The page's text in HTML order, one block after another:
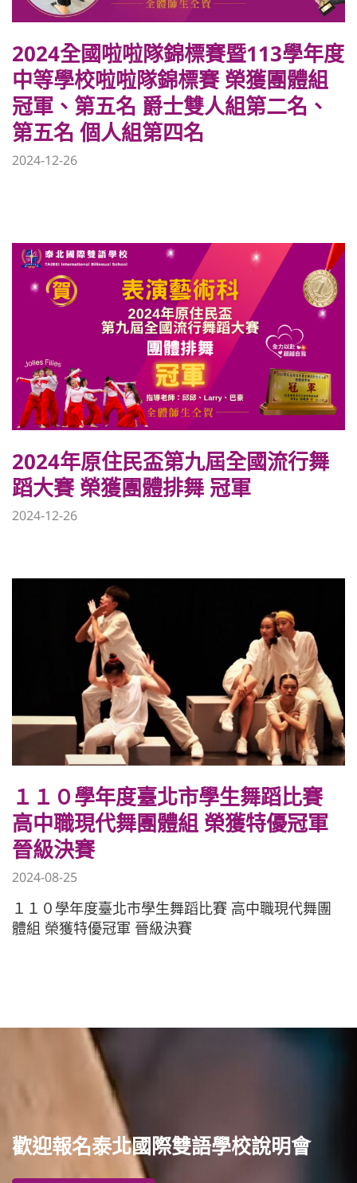
2024全國啦啦隊錦標賽暨113學年度
中等學校啦啦隊錦標賽 榮獲團體組
冠軍、第五名 爵士雙人組第二名、
第五名 個人組第四名
2024-12-26
2024年原住民盃第九屆全國流行舞
蹈大賽 榮獲團體排舞 冠軍
2024-12-26
１１０學年度臺北市學生舞蹈比賽
高中職現代舞團體組 榮獲特優冠軍
晉級決賽
2024-08-25
１１０學年度臺北市學生舞蹈比賽 高中職現代舞團
體組 榮獲特優冠軍 晉級決賽
歡迎報名泰北國際雙語學校說明會